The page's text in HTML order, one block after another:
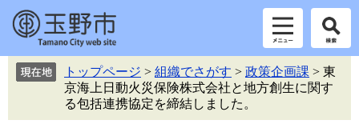
トップページ > 組織でさがす > 政策企画課 > 東
京海上日動火災保険株式会社と地方創生に関す
る包括連携協定を締結しました。